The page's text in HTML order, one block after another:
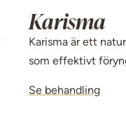
Karisma
Karisma är ett
som effektivt
effekt.
Se behandling